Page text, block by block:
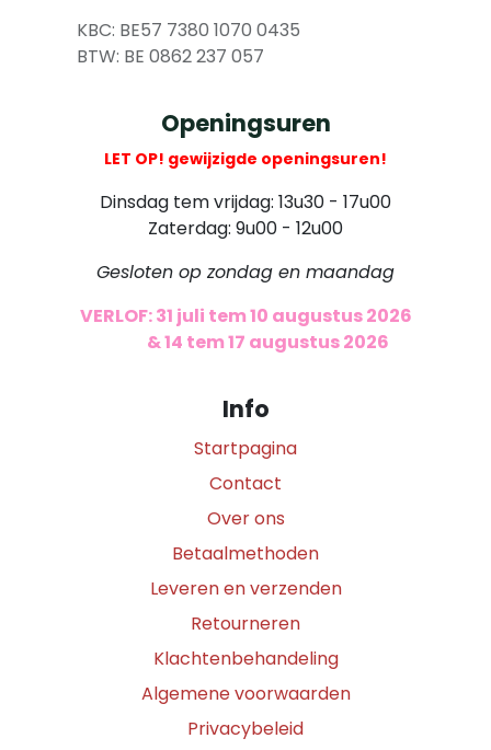
KBC: BE57 7380 1070 0435
​ BTW: BE 0862 237 057
Openingsuren
LET OP! gewijzigde openingsuren!
Dinsdag tem vrijdag: 13u30 - 17u00
Zaterdag: 9u00 - 12u00
Gesloten op zondag en maandag
VERLOF: 31 juli tem 10 augustus 2026
& 14 tem 17 augustus 2026
Info
Startpagina
Contact
Over ons
Betaalmethoden
Leveren en verzenden
Retourneren
Klachtenbehandeling
Algemene voorwaarden
Privacybeleid